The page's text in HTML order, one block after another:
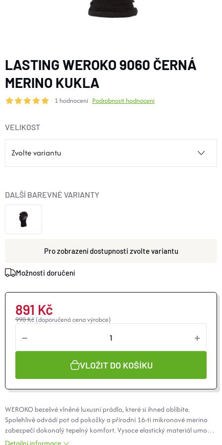
CYKLISTIKA
Doprava a platba
Reklamace
O nás
LASTING WEROKO 9060 ČERNÁ
MERINO KUKLA
1 hodnocení Podrobnosti hodnocení
VELIKOST
zvolte variantu
DALŠÍ BAREVNÉ VARIANTY
Možnosti doručení
990 Kč (doporučená cena výrobce)
891 Kč
VLOŽIT DO KOŠÍKU
WEROKO bezešvé vlněné luxusní prádlo, které si ihned oblíbíte.
Spolehlivě odvádí pot od pokožky a přírodní 16-ti mikronové merino
zabezpečí dokonalý tepelný komfort. Vysoce elastický materiál umožní
snadné oblékání.Skvěle upravená vlněná příze, která zaručeně